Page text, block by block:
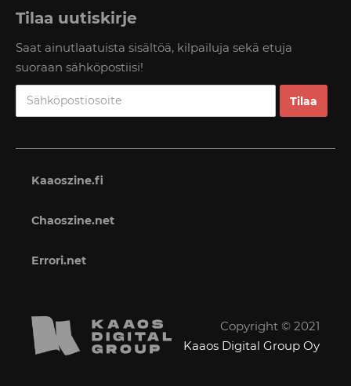
Tilaa uutiskirje
Saat ainutlaatuista sisältöä, kilpailuja sekä etuja
suoraan sähköpostiisi!
Kaaoszine.fi
Chaoszine.net
Errori.net
Copyright © 2021
Kaaos Digital Group Oy